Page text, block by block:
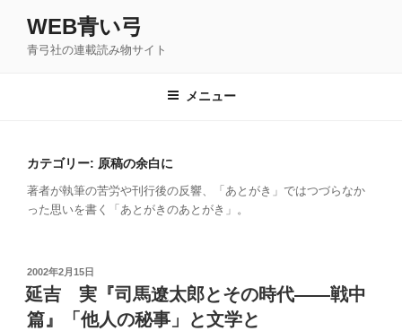
WEB青い弓
青弓社の連載読み物サイト
メニュー
カテゴリー: 原稿の余白に
著者が執筆の苦労や刊行後の反響、「あとがき」ではつづらなか
った思いを書く「あとがきのあとがき」。
投
稿
日:
2002年2月15日
延吉 実『司馬遼太郎とその時代――戦中
篇』「他人の秘事」と文学と